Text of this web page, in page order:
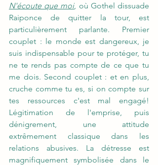
N'écoute que moi, où Gothel dissuade
Raiponce de quitter la tour, est
particulièrement parlante. Premier
couplet : le monde est dangereux, je
suis indispensable pour te protéger, tu
ne te rends pas compte de ce que tu
me dois. Second couplet : et en plus,
cruche comme tu es, si on compte sur
tes ressources c'est mal engagé!
Légitimation de l'emprise, puis
dénigrement, une attitude
extrêmement classique dans les
relations abusives. La détresse est
magnifiquement symbolisée dans le